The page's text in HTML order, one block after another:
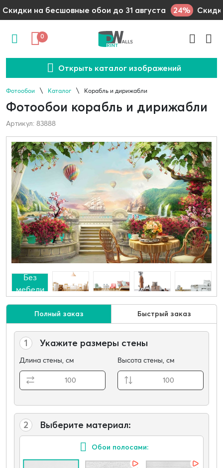
Скидки на бесшовные обои до 31 августа 24%
0
Открыть каталог изображений
Фотообои Каталог Корабль и дирижабли
Фотообои корабль и дирижабли
Артикул: 83888
Без
мебели
Полный заказ Быстрый заказ
1 Укажите размеры стены
Длина стены, см Высота стены, см
2 Выберите материал:
Обои полосами: